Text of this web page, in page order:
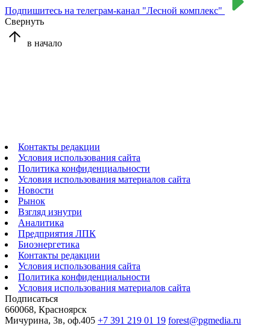
Подпишитесь на телеграм-канал "Лесной комплекс"
Свернуть
в начало
Контакты редакции
Условия использования сайта
Политика конфиденциальности
Условия использования материалов сайта
Новости
Рынок
Взгляд изнутри
Аналитика
Предприятия ЛПК
Биоэнергетика
Контакты редакции
Условия использования сайта
Политика конфиденциальности
Условия использования материалов сайта
Подписаться
660068, Красноярск
Мичурина, 3в, оф.405 +7 391 219 01 19 forest@pgmedia.ru